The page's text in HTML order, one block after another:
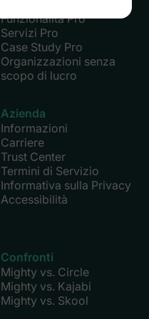
Funzionalità Pro
Servizi Pro
Case Study Pro
Organizzazioni senza
scopo di lucro
Azienda
Informazioni
Carriere
Trust Center
Termini di Servizio
Informativa sulla Privacy
Accessibilità
Confronti
Mighty vs. Circle
Mighty vs. Kajabi
Mighty vs. Skool